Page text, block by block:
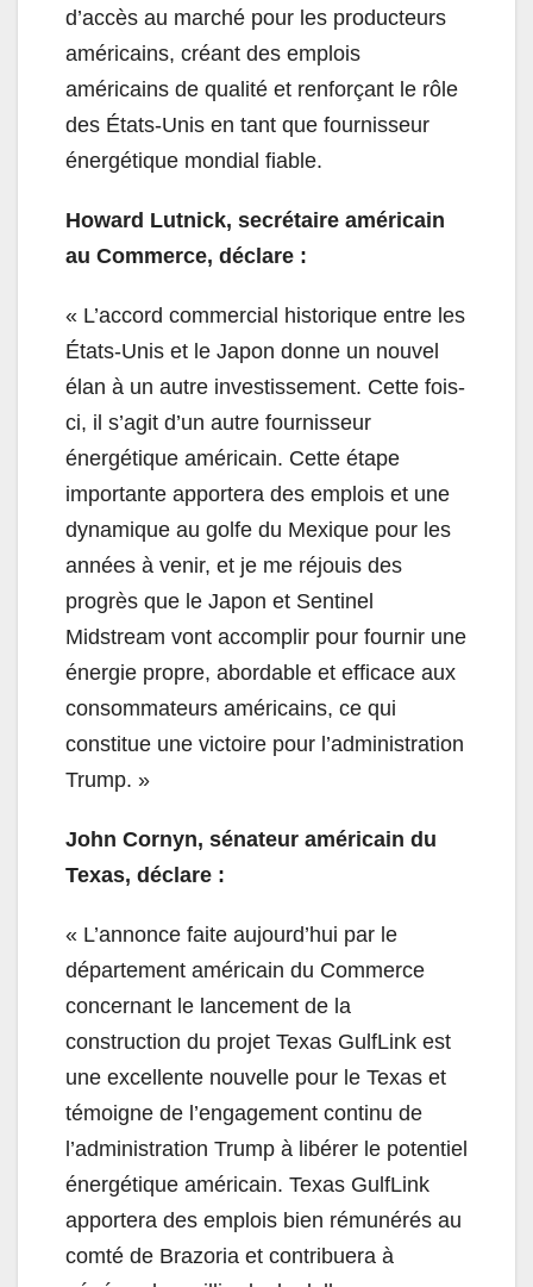
d’accès au marché pour les producteurs
américains, créant des emplois
américains de qualité et renforçant le rôle
des États-Unis en tant que fournisseur
énergétique mondial fiable.
Howard Lutnick, secrétaire américain
au Commerce, déclare :
« L’accord commercial historique entre les
États-Unis et le Japon donne un nouvel
élan à un autre investissement. Cette fois-
ci, il s’agit d’un autre fournisseur
énergétique américain. Cette étape
importante apportera des emplois et une
dynamique au golfe du Mexique pour les
années à venir, et je me réjouis des
progrès que le Japon et Sentinel
Midstream vont accomplir pour fournir une
énergie propre, abordable et efficace aux
consommateurs américains, ce qui
constitue une victoire pour l’administration
Trump. »
John Cornyn, sénateur américain du
Texas, déclare :
« L’annonce faite aujourd’hui par le
département américain du Commerce
concernant le lancement de la
construction du projet Texas GulfLink est
une excellente nouvelle pour le Texas et
témoigne de l’engagement continu de
l’administration Trump à libérer le potentiel
énergétique américain. Texas GulfLink
apportera des emplois bien rémunérés au
comté de Brazoria et contribuera à